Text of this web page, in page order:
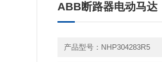
ABB断路器电动马达
产品型号：NHP304283R5